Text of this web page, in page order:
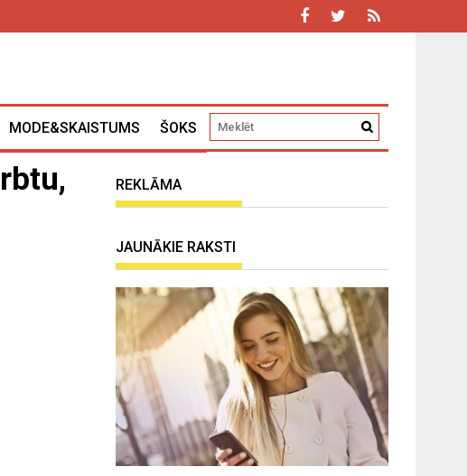
MODE&SKAISTUMS ŠOKS
REKLĀMA
JAUNĀKIE RAKSTI